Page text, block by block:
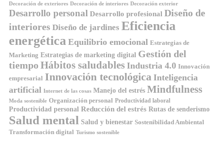
Decoración de exteriores Decoración de interiores Decoración exterior
Desarrollo personal Desarrollo profesional Diseño de
interiores Diseño de jardines Eficiencia
energética Equilibrio emocional Estrategias de
Marketing Estrategias de marketing digital Gestión del
tiempo Hábitos saludables Industria 4.0 Innovación
empresarial Innovación tecnológica Inteligencia
artificial Internet de las cosas Manejo del estrés Mindfulness
Moda sostenible Organización personal Productividad laboral
Productividad personal Reducción del estrés Rutas de senderismo
Salud mental Salud y bienestar Sostenibilidad Ambiental
Transformación digital
Turismo sostenible